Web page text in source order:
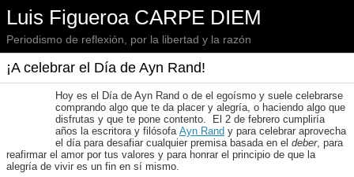
Luis Figueroa CARPE DIEM
Periodismo de reflexión, por la libertad y la razón
¡A celebrar el Día de Ayn Rand!
Hoy es el Día de Ayn Rand o de el egoísmo y suele celebrarse
comprando algo que te da placer y alegría, o haciendo algo que
disfrutas y que te pone contento. El 2 de febrero cumpliría
años la escritora y filósofa Ayn Rand y para celebrar aprovecha
el día para desafiar cualquier premisa basada en el deber, para
reafirmar el amor por tus valores y para honrar el principio de que la
alegría de vivir es un fin en sí mismo.